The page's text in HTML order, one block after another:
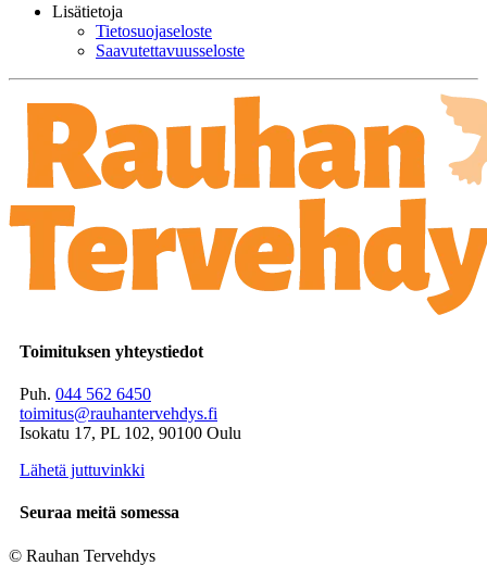
Lisätietoja
Tietosuojaseloste
Saavutettavuusseloste
Toimituksen yhteystiedot
Puh. 044 562 6450
toimitus@rauhantervehdys.fi
Isokatu 17, PL 102, 90100 Oulu
Lähetä juttuvinkki
Seuraa meitä somessa
© Rauhan Tervehdys